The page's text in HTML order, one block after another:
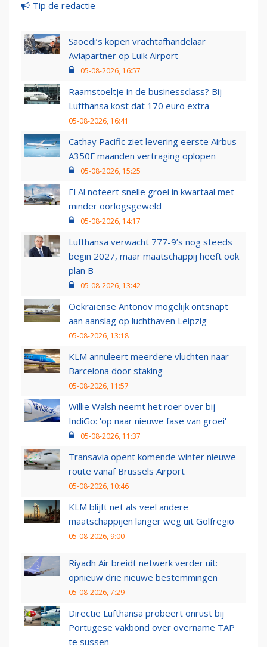
Tip de redactie
Saoedi’s kopen vrachtafhandelaar
Aviapartner op Luik Airport
05-08-2026, 16:57
Raamstoeltje in de businessclass? Bij
Lufthansa kost dat 170 euro extra
05-08-2026, 16:41
Cathay Pacific ziet levering eerste Airbus
A350F maanden vertraging oplopen
05-08-2026, 15:25
El Al noteert snelle groei in kwartaal met
minder oorlogsgeweld
05-08-2026, 14:17
Lufthansa verwacht 777-9’s nog steeds
begin 2027, maar maatschappij heeft ook
plan B
05-08-2026, 13:42
Oekraïense Antonov mogelijk ontsnapt
aan aanslag op luchthaven Leipzig
05-08-2026, 13:18
KLM annuleert meerdere vluchten naar
Barcelona door staking
05-08-2026, 11:57
Willie Walsh neemt het roer over bij
IndiGo: 'op naar nieuwe fase van groei'
05-08-2026, 11:37
Transavia opent komende winter nieuwe
route vanaf Brussels Airport
05-08-2026, 10:46
KLM blijft net als veel andere
maatschappijen langer weg uit Golfregio
05-08-2026, 9:00
Riyadh Air breidt netwerk verder uit:
opnieuw drie nieuwe bestemmingen
05-08-2026, 7:29
Directie Lufthansa probeert onrust bij
Portugese vakbond over overname TAP
te sussen